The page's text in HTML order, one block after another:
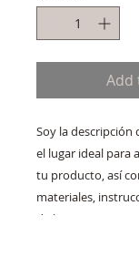
Add
Soy la descripción
el lugar ideal para
tu producto, así
materiales,
de limpieza.